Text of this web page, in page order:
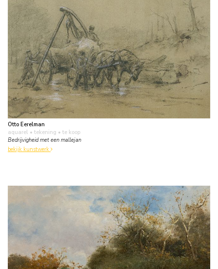
Otto Eerelman
aquarel • tekening • te koop
Bedrijvigheid met een mallejan
bekijk kunstwerk